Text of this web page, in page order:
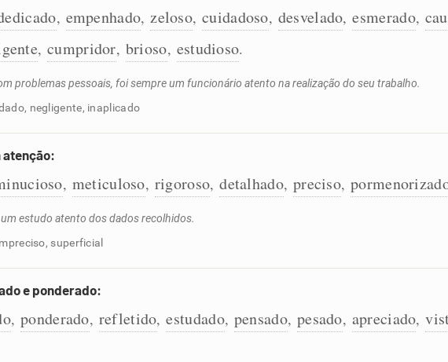
, empenhado, zeloso, cuidadoso, desvelado, esmerado,
, cumpridor, brioso, estudioso.
problemas pessoais, foi sempre um funcionário atento na realização do seu trabalho.
negligente, inaplicado
atenção:
, meticuloso, rigoroso, detalhado, preciso,
estudo atento dos dados recolhidos.
superficial
e ponderado:
, ponderado, refletido, estudado, pensado, pesado, apreciado,